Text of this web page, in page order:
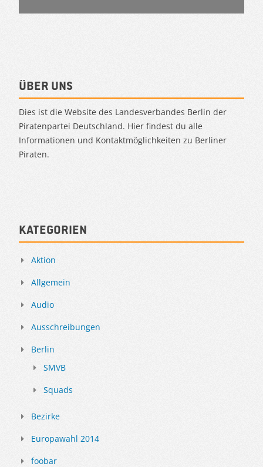
Über uns
Dies ist die Website des Landesverbandes Berlin der
Piratenpartei Deutschland. Hier findest du alle
Informationen und Kontaktmöglichkeiten zu Berliner
Piraten.
Kategorien
Aktion
Allgemein
Audio
Ausschreibungen
Berlin
SMVB
Squads
Bezirke
Europawahl 2014
foobar